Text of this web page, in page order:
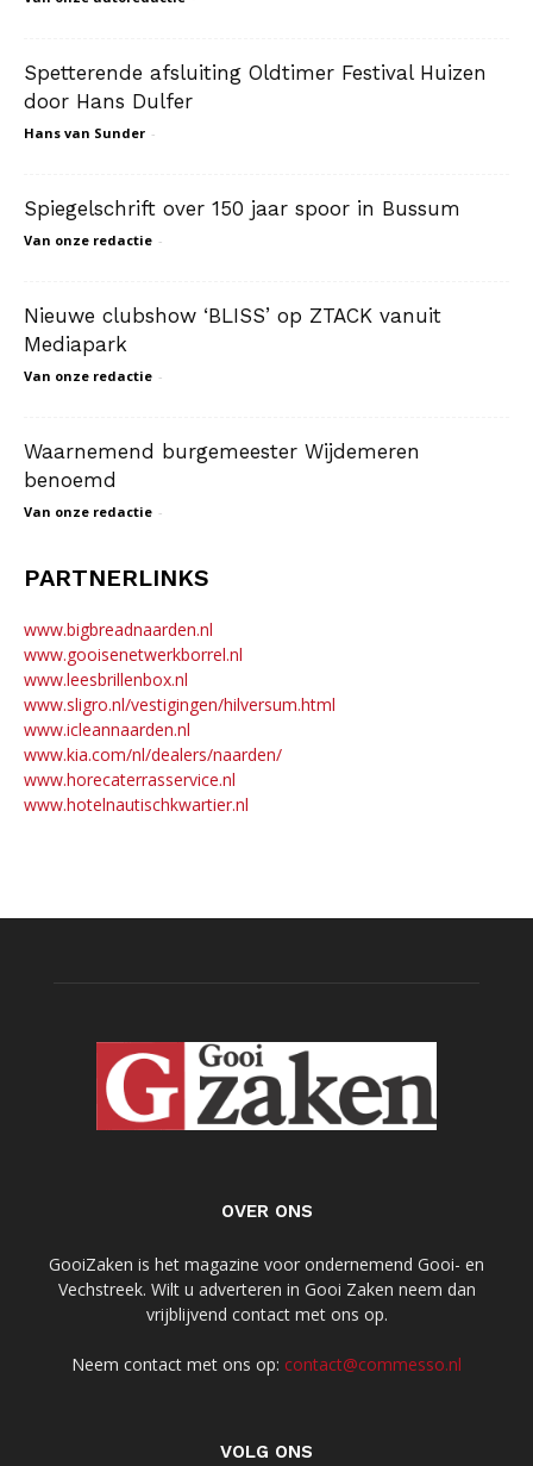
Spetterende afsluiting Oldtimer Festival Huizen
door Hans Dulfer
Hans van Sunder -
Spiegelschrift over 150 jaar spoor in Bussum
Van onze redactie -
Nieuwe clubshow ‘BLISS’ op ZTACK vanuit
Mediapark
Van onze redactie -
Waarnemend burgemeester Wijdemeren
benoemd
Van onze redactie -
PARTNERLINKS
www.bigbreadnaarden.nl
www.gooisenetwerkborrel.nl
www.leesbrillenbox.nl
www.sligro.nl/vestigingen/hilversum.html
www.icleannaarden.nl
www.kia.com/nl/dealers/naarden/
www.horecaterrasservice.nl
www.hotelnautischkwartier.nl
OVER ONS
GooiZaken is het magazine voor ondernemend Gooi- en
Vechstreek. Wilt u adverteren in Gooi Zaken neem dan
vrijblijvend contact met ons op.
Neem contact met ons op: contact@commesso.nl
VOLG ONS